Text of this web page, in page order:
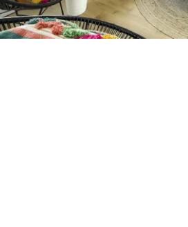
Petite Surface
Piscine Question
Revue De Week End
Tiny House